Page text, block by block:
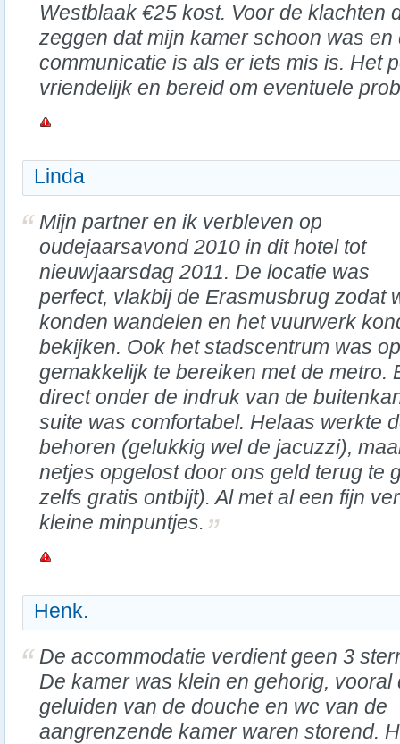
Westblaak €25 kost. Voor de klachten
zeggen dat mijn kamer schoon was
communicatie is als er iets mis is. Het
vriendelijk en bereid om eventuele
Linda
Mijn partner en ik verbleven op
oudejaarsavond 2010 in dit hotel tot
nieuwjaarsdag 2011. De locatie was
perfect, vlakbij de Erasmusbrug zodat
konden wandelen en het vuurwerk
bekijken. Ook het stadscentrum was
gemakkelijk te bereiken met de metro.
direct onder de indruk van de
suite was comfortabel. Helaas werkte
behoren (gelukkig wel de jacuzzi),
netjes opgelost door ons geld terug te
zelfs gratis ontbijt). Al met al een fijn
kleine minpuntjes.
Henk.
De accommodatie verdient geen 3
De kamer was klein en gehorig, vooral
geluiden van de douche en wc van de
aangrenzende kamer waren storend.